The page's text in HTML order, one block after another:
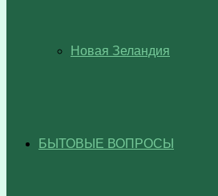
Новая Зеландия
БЫТОВЫЕ ВОПРОСЫ